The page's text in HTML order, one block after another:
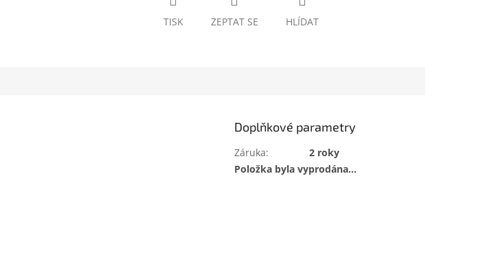
TISK ZEPTAT SE HLÍDAT
Doplňkové parametry
Záruka:
2 roky
Položka byla vyprodána…